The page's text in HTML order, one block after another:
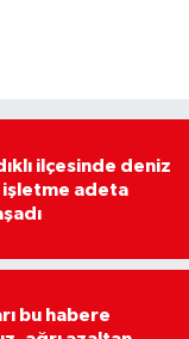
ilçesinde deniz
işletme adeta
bu habere